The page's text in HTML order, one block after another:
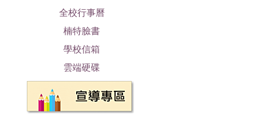
全校行事曆
楠特臉書
學校信箱
雲端硬碟